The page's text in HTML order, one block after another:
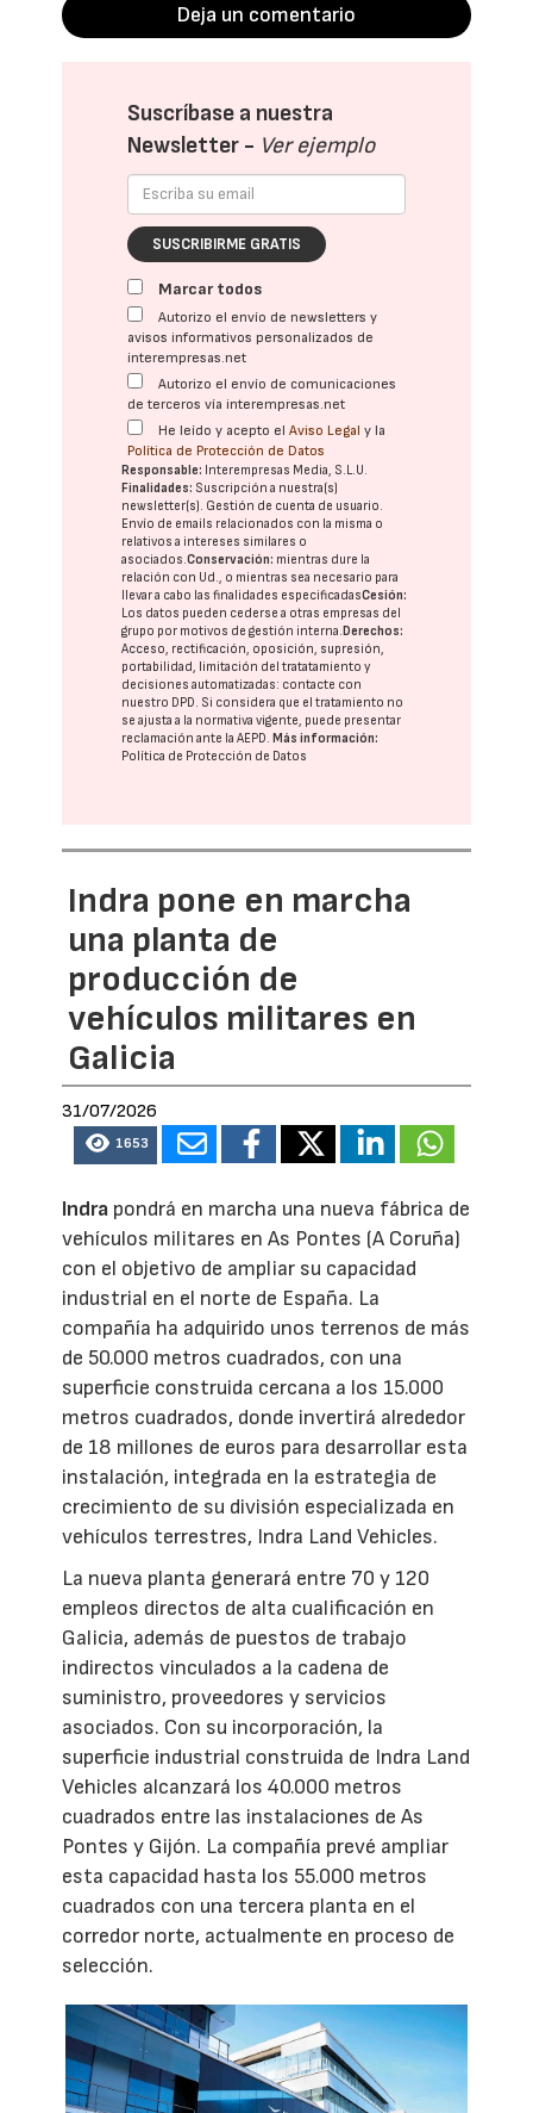
Deja un comentario
Suscríbase a nuestra
Newsletter - Ver ejemplo
SUSCRIBIRME GRATIS
Marcar todos
Autorizo el envío de newsletters y
avisos informativos personalizados de
interempresas.net
Autorizo el envío de comunicaciones
de terceros vía interempresas.net
He leído y acepto elAviso Legal y la
Política de Protección de Datos
Responsable: Interempresas Media, S.L.U.
Finalidades: Suscripción a nuestra(s)
newsletter(s). Gestión de cuenta de usuario.
Envío de emails relacionados con la misma o
relativos a intereses similares o
asociados.Conservación: mientras dure la
relación con Ud., o mientras sea necesario para
llevar a cabo las finalidades especificadasCesión:
Los datos pueden cederse a otras empresas del
grupo por motivos de gestión interna.Derechos:
Acceso, rectificación, oposición, supresión,
portabilidad, limitación del tratatamiento y
decisiones automatizadas: contacte con
nuestro DPD. Si considera que el tratamiento no
se ajusta a la normativa vigente, puede presentar
reclamación ante laAEPD.Más información:
Política de Protección de Datos
Indra pone en marcha
una planta de
producción de
vehículos militares en
Galicia
31/07/2026
1653
Indra pondrá en marcha una nueva fábrica de
vehículos militares en As Pontes (A Coruña)
con el objetivo de ampliar su capacidad
industrial en el norte de España. La
compañía ha adquirido unos terrenos de más
de 50.000 metros cuadrados, con una
superficie construida cercana a los 15.000
metros cuadrados, donde invertirá alrededor
de 18 millones de euros para desarrollar esta
instalación, integrada en la estrategia de
crecimiento de su división especializada en
vehículos terrestres, Indra Land Vehicles.
La nueva planta generará entre 70 y 120
empleos directos de alta cualificación en
Galicia, además de puestos de trabajo
indirectos vinculados a la cadena de
suministro, proveedores y servicios
asociados. Con su incorporación, la
superficie industrial construida de Indra Land
Vehicles alcanzará los 40.000 metros
cuadrados entre las instalaciones de As
Pontes y Gijón. La compañía prevé ampliar
esta capacidad hasta los 55.000 metros
cuadrados con una tercera planta en el
corredor norte, actualmente en proceso de
selección.